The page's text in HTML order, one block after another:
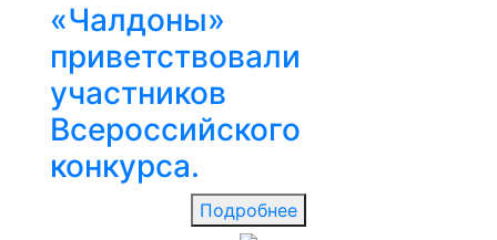
«Чалдоны»
приветствовали
участников
Всероссийского
конкурса.
Подробнее